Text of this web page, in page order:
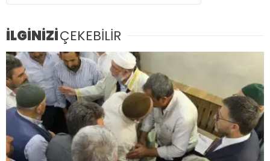
İLGİNİZİÇEKEBİLİR